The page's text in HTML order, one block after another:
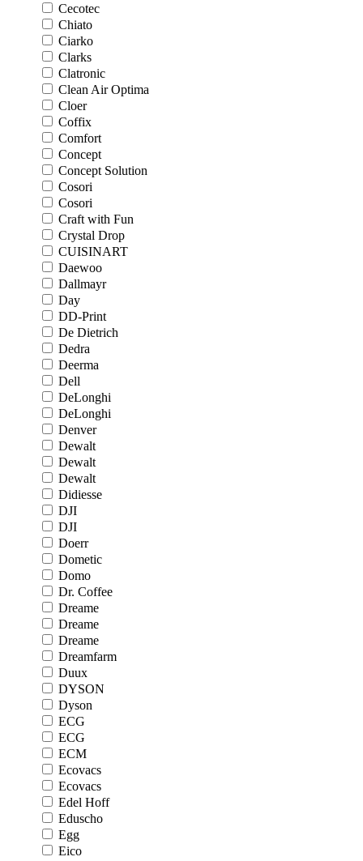
Cecotec
Chiato
Ciarko
Clarks
Clatronic
Clean Air Optima
Cloer
Coffix
Comfort
Concept
Concept Solution
Cosori
Cosori
Craft with Fun
Crystal Drop
CUISINART
Daewoo
Dallmayr
Day
DD-Print
De Dietrich
Dedra
Deerma
Dell
DeLonghi
DeLonghi
Denver
Dewalt
Dewalt
Dewalt
Didiesse
DJI
DJI
Doerr
Dometic
Domo
Dr. Coffee
Dreame
Dreame
Dreame
Dreamfarm
Duux
DYSON
Dyson
ECG
ECG
ECM
Ecovacs
Ecovacs
Edel Hoff
Eduscho
Egg
Eico